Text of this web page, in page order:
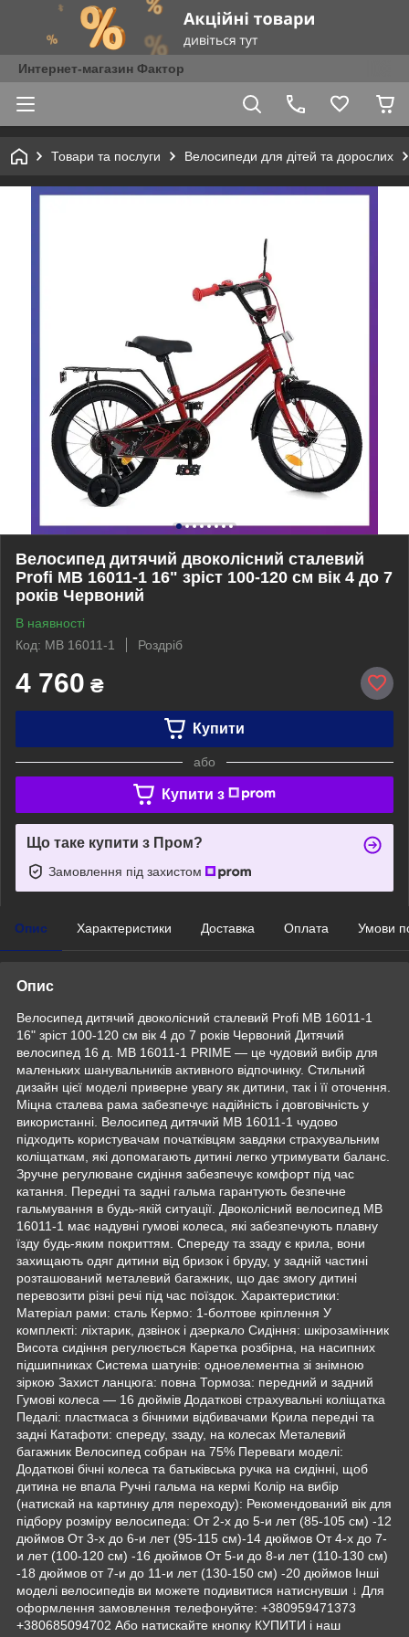
Интернет-магазин Фактор
Товари та послуги Велосипеди для дітей та дорослих
Велосипед дитячий двоколісний сталевий
Profi MB 16011-1 16" зріст 100-120 см вік 4 до 7
років Червоний
В наявності
Код: MB 16011-1
Роздріб
4 760 ₴
Купити
або
Купити з
Що таке купити з Пром?
Замовлення під захистом
Опис Характеристики Доставка Оплата Умови
Опис
Велосипед дитячий двоколісний сталевий Profi MB 16011-1
16" зріст 100-120 см вік 4 до 7 років Червоний Дитячий
велосипед 16 д. MB 16011-1 PRIME — це чудовий вибір для
маленьких шанувальників активного відпочинку. Стильний
дизайн цієї моделі приверне увагу як дитини, так і її оточення.
Міцна сталева рама забезпечує надійність і довговічність у
використанні. Велосипед дитячий MB 16011-1 чудово
підходить користувачам початківцям завдяки страхувальним
коліщаткам, які допомагають дитині легко утримувати баланс.
Зручне регулюване сидіння забезпечує комфорт під час
катання. Передні та задні гальма гарантують безпечне
гальмування в будь-якій ситуації. Двоколісний велосипед MB
16011-1 має надувні гумові колеса, які забезпечують плавну
їзду будь-яким покриттям. Спереду та ззаду є крила, вони
захищають одяг дитини від бризок і бруду, у задній частині
розташований металевий багажник, що дає змогу дитині
перевозити різні речі під час поїздок. Характеристики:
Матеріал рами: сталь Кермо: 1-болтове кріплення У
комплекті: ліхтарик, дзвінок і дзеркало Сидіння: шкірозамінник
Висота сидіння регулюється Каретка розбірна, на насипних
підшипниках Система шатунів: одноелементна зі знімною
зіркою Захист ланцюга: повна Тормоза: передний и задний
Гумові колеса — 16 дюймів Додаткові страхувальні коліщатка
Педалі: пластмаса з бічними відбивачами Крила передні та
задні Катафоти: спереду, ззаду, на колесах Металевий
багажник Велосипед собран на 75% Переваги моделі:
Додаткові бічні колеса та батьківська ручка на сидінні, щоб
дитина не впала Ручні гальма на кермі Колір на вибір
(натискай на картинку для переходу): Рекомендований вік для
підбору розміру велосипеда: От 2-х до 5-и лет (85-105 см) -12
дюймов От 3-х до 6-и лет (95-115 см)-14 дюймов От 4-х до 7-
и лет (100-120 см) -16 дюймов От 5-и до 8-и лет (110-130 см)
-18 дюймов от 7-и до 11-и лет (130-150 см) -20 дюймов Інші
моделі велосипедів ви можете подивитися натиснувши ↓ Для
оформлення замовлення телефонуйте: +380959471373
+380685094702 Або натискайте кнопку КУПИТИ і наш